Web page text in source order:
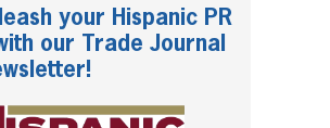
your Hispanic PR
our Trade Journal